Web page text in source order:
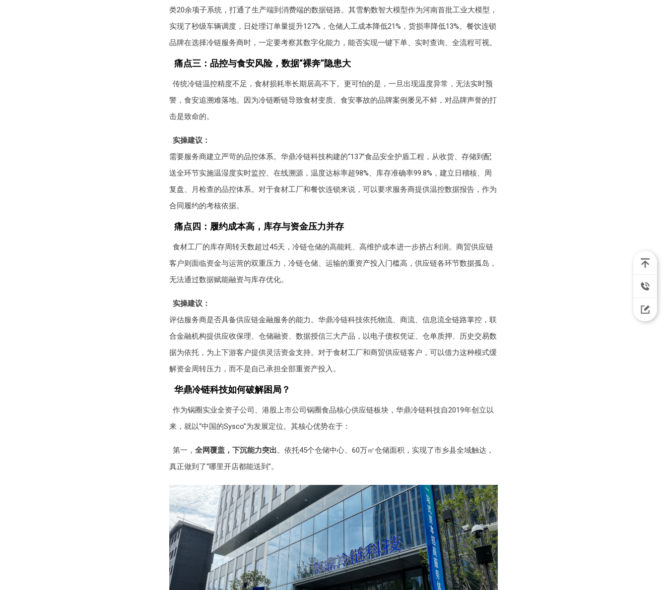
类20余项子系统，打通了生产端到消费端的数据链路。其雪豹数智大模型作为河南首批工业大模型，
实现了秒级车辆调度，日处理订单量提升127%，仓储人工成本降低21%，货损率降低13%。餐饮连锁
品牌在选择冷链服务商时，一定要考察其数字化能力，能否实现一键下单、实时查询、全流程可视。
痛点三：品控与食安风险，数据“裸奔”隐患大
传统冷链温控精度不足，食材损耗率长期居高不下。更可怕的是，一旦出现温度异常，无法实时预
警，食安追溯难落地。因为冷链断链导致食材变质、食安事故的品牌案例屡见不鲜，对品牌声誉的打
击是致命的。
实操建议：
需要服务商建立严苛的品控体系。华鼎冷链科技构建的“137”食品安全护盾工程，从收货、存储到配
送全环节实施温湿度实时监控、在线溯源，温度达标率超98%、库存准确率99.8%，建立日稽核、周
复盘、月检查的品控体系。对于食材工厂和餐饮连锁来说，可以要求服务商提供温控数据报告，作为
合同履约的考核依据。
痛点四：履约成本高，库存与资金压力并存
食材工厂的库存周转天数超过45天，冷链仓储的高能耗、高维护成本进一步挤占利润。商贸供应链
客户则面临资金与运营的双重压力，冷链仓储、运输的重资产投入门槛高，供应链各环节数据孤岛，
无法通过数据赋能融资与库存优化。
实操建议：
评估服务商是否具备供应链金融服务的能力。华鼎冷链科技依托物流、商流、信息流全链路掌控，联
合金融机构提供应收保理、仓储融资、数据授信三大产品，以电子债权凭证、仓单质押、历史交易数
据为依托，为上下游客户提供灵活资金支持。对于食材工厂和商贸供应链客户，可以借力这种模式缓
解资金周转压力，而不是自己承担全部重资产投入。
华鼎冷链科技如何破解困局？
作为锅圈实业全资子公司、港股上市公司锅圈食品核心供应链板块，华鼎冷链科技自2019年创立以
来，就以“中国的Sysco”为发展定位。其核心优势在于：
第一，全网覆盖，下沉能力突出。依托45个仓储中心、60万㎡仓储面积，实现了市乡县全域触达，
真正做到了“哪里开店都能送到”。